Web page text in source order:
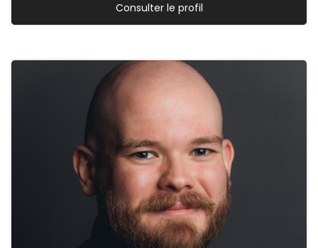
Consulter le profil